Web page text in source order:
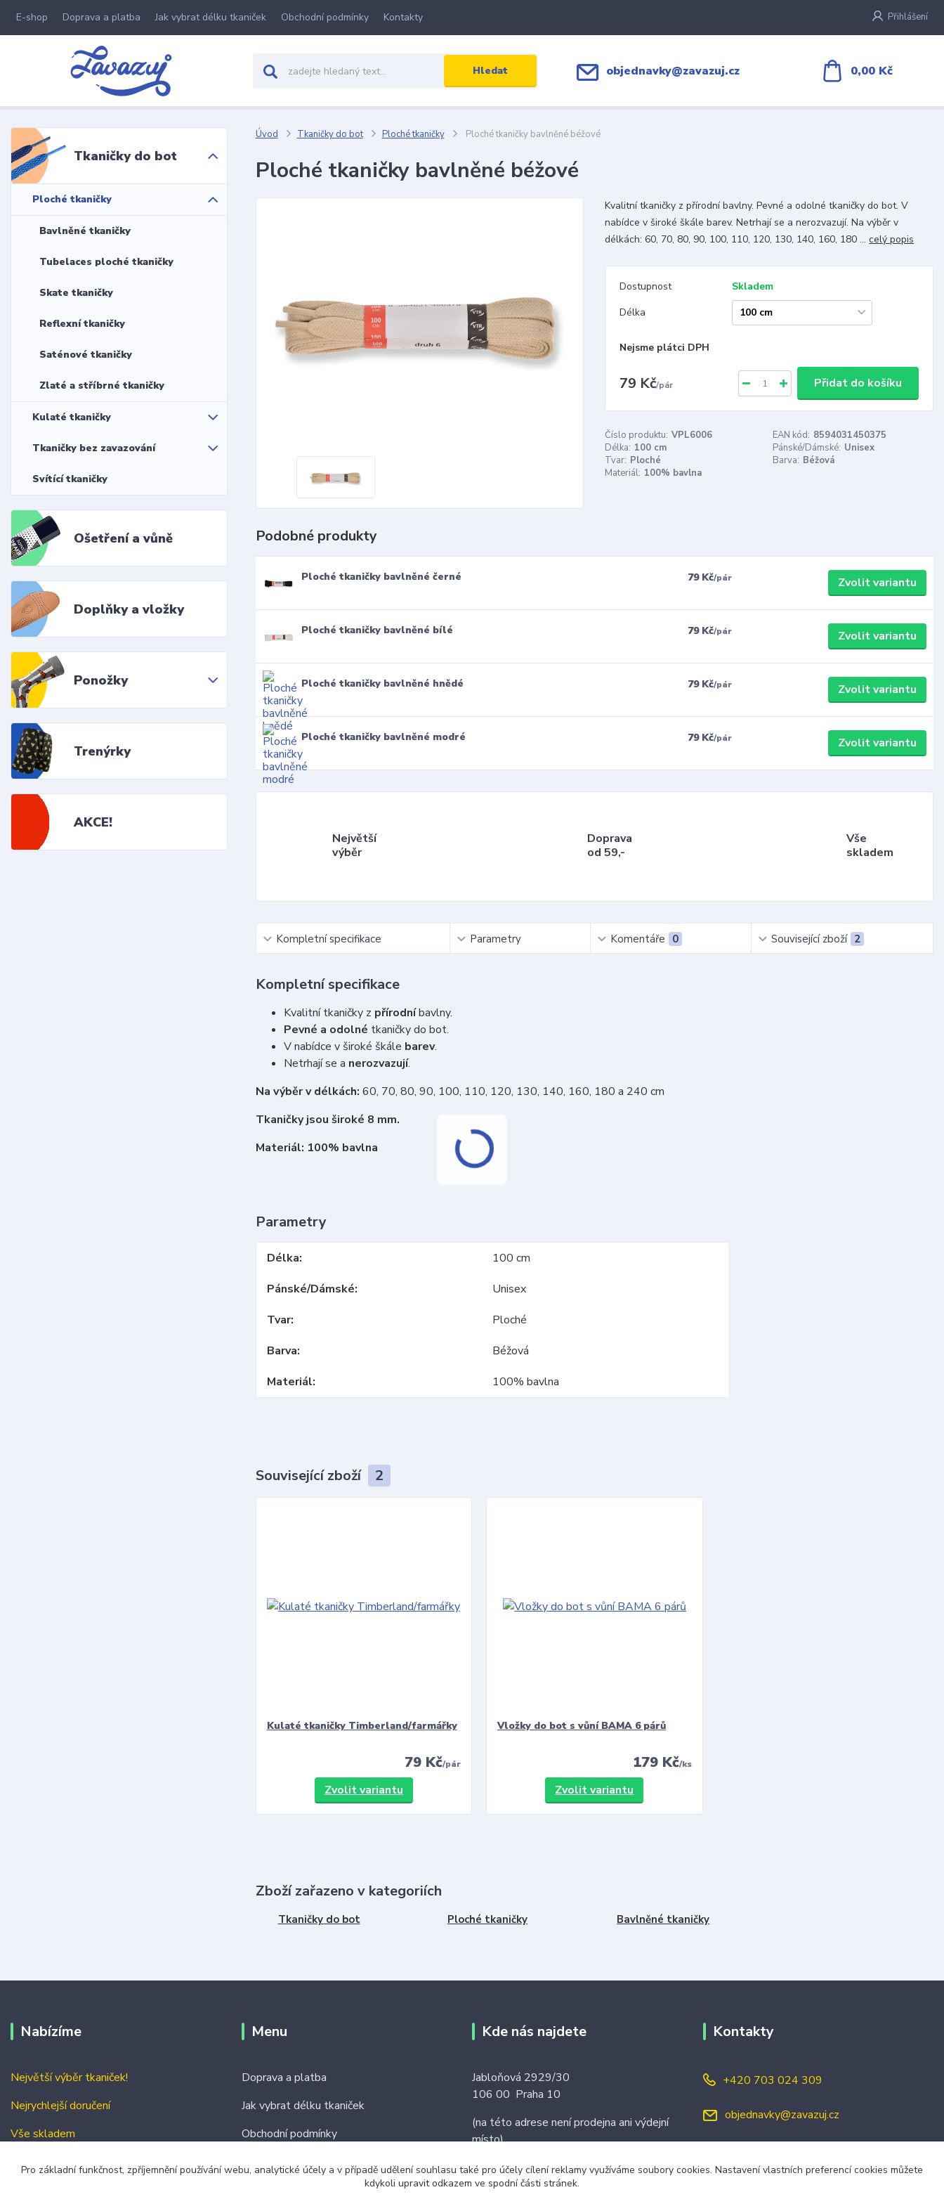
E-shop Doprava a platba Jak vybrat délku tkaniček Obchodní podmínky Kontakty Přihlášení
Hledat objednavky@zavazuj.cz 0,00 Kč
Tkaničky do bot
Ploché tkaničky
Bavlněné tkaničky
Tubelaces ploché tkaničky
Skate tkaničky
Reflexní tkaničky
Saténové tkaničky
Zlaté a stříbrné tkaničky
Kulaté tkaničky
Tkaničky bez zavazování
Svítící tkaničky
Ošetření a vůně
Doplňky a vložky
Ponožky
Trenýrky
AKCE!
Úvod Tkaničky do bot Ploché tkaničky Ploché tkaničky bavlněné béžové
Ploché tkaničky bavlněné béžové
Kvalitní tkaničky z přírodní bavlny. Pevné a odolné tkaničky do bot. V
nabídce v široké škále barev. Netrhají se a nerozvazují. Na výběr v
délkách: 60, 70, 80, 90, 100, 110, 120, 130, 140, 160, 180 ...celý popis
Dostupnost
Skladem
Délka
Nejsme plátci DPH
79 Kč/pár Přidat do košíku
Číslo produktu: VPL6006 EAN kód: 8594031450375
Délka: 100 cm Pánské/Dámské: Unisex
Tvar: Ploché Barva: Béžová
Materiál: 100% bavlna
Podobné produkty
Ploché tkaničky bavlněné černé 79 Kč/pár Zvolit variantu
Ploché tkaničky bavlněné bílé 79 Kč/pár Zvolit variantu
Ploché tkaničky bavlněné hnědé 79 Kč/pár Zvolit variantu
Ploché tkaničky bavlněné modré 79 Kč/pár Zvolit variantu
Největší
výběr
Doprava
od 59,-
Vše
skladem
Kompletní specifikace Parametry Komentáře 0 Související zboží 2
Kompletní specifikace
Kvalitní tkaničky z přírodníbavlny.
Pevné a odolné tkaničky do bot.
V nabídce v široké škále barev.
Netrhají se a nerozvazují.
Na výběr v délkách: 60, 70, 80, 90, 100, 110, 120, 130, 140, 160, 180 a 240 cm
Tkaničky jsou široké 8 mm.
Materiál: 100% bavlna
Parametry
Délka
100 cm
Pánské/Dámské
Unisex
Tvar
Ploché
Barva
Béžová
Materiál
100% bavlna
Související zboží 2
Kulaté tkaničky Timberland/farmářky
79 Kč/pár
Zvolit variantu
Vložky do bot s vůní BAMA 6 párů
179 Kč/ks
Zvolit variantu
Zboží zařazeno v kategoriích
Tkaničky do bot Ploché tkaničky Bavlněné tkaničky
Nabízíme
Největší výběr tkaniček!
Nejrychlejší doručení
Vše skladem
Menu
Doprava a platba
Jak vybrat délku tkaniček
Obchodní podmínky
Kde nás najdete
Jabloňová 2929/30
106 00 Praha 10
(na této adrese není prodejna ani výdejní
místo)
Kontakty
+420 703 024 309
objednavky@zavazuj.cz
Pro základní funkčnost, zpříjemnění používání webu, analytické účely a v případě udělení souhlasu také pro účely cílení reklamy využíváme soubory cookies. Nastavení vlastních preferencí cookies můžete
kdykoli upravit odkazem ve spodní části stránek.